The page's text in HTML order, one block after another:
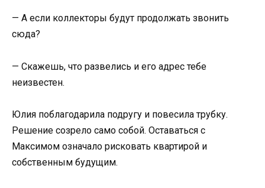
— А если коллекторы будут продолжать звонить
сюда?
— Скажешь, что развелись и его адрес тебе
неизвестен.
Юлия поблагодарила подругу и повесила трубку.
Решение созрело само собой. Оставаться с
Максимом означало рисковать квартирой и
собственным будущим.